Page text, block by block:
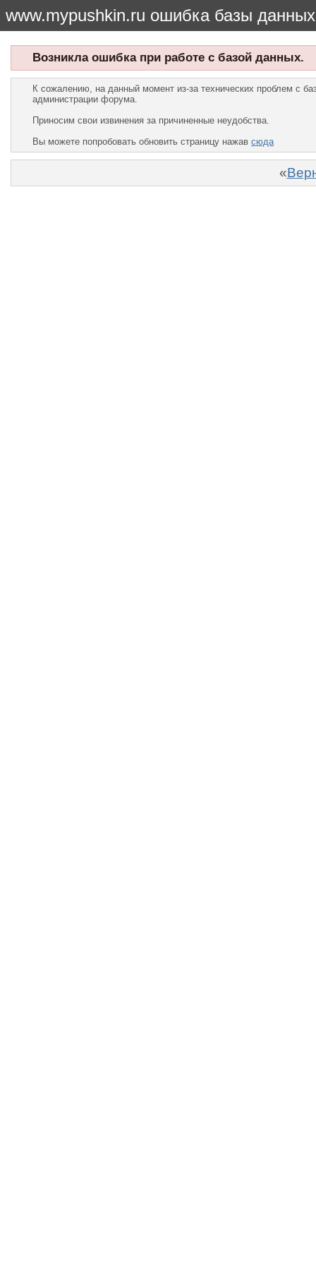
www.mypushkin.ru ошибка базы данных
Возникла ошибка при работе с базой данных.
К сожалению, на данный момент из-за технических проблем с
администрации форума.
Приносим свои извинения за причиненные неудобства.
Вы можете попробовать обновить страницу нажав сюда
«